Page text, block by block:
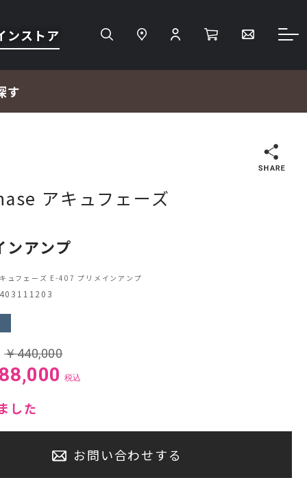
ンストア
す
ＴＶ・レコーダー・プレーヤー
プロジェクター・スクリーン
アキュフェーズ
ンアンプ
ュフェーズ E-407 プリメインアンプ
￥440,000
税込
した
お問い合わせする